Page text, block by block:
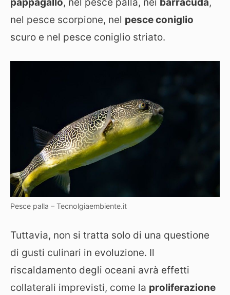
pappagallo, nel pesce palla, nei barracuda,
nel pesce scorpione, nel pesce coniglio
scuro e nel pesce coniglio striato.
Pesce palla – Tecnolgiaembiente.it
Tuttavia, non si tratta solo di una questione
di gusti culinari in evoluzione. Il
riscaldamento degli oceani avrà effetti
collaterali imprevisti, come la proliferazione